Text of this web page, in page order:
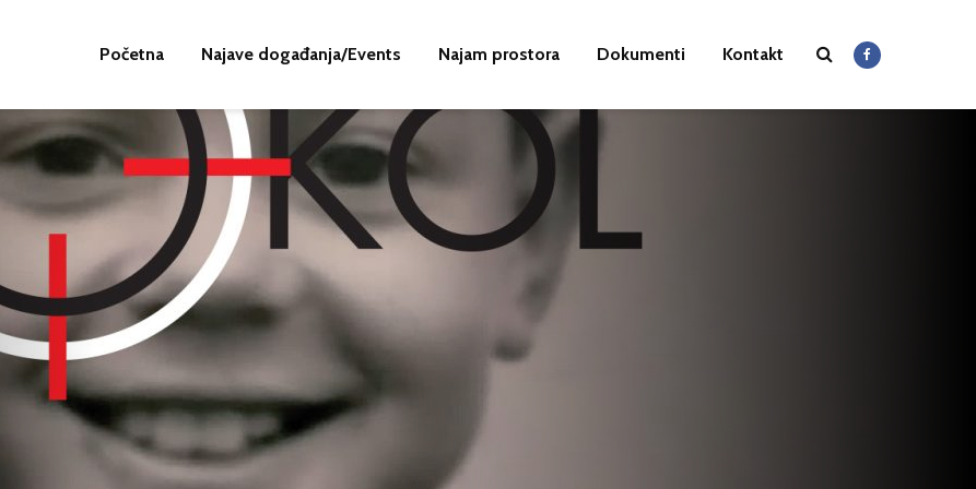
Početna Najave događanja/Events Najam prostora Dokumenti Kontakt